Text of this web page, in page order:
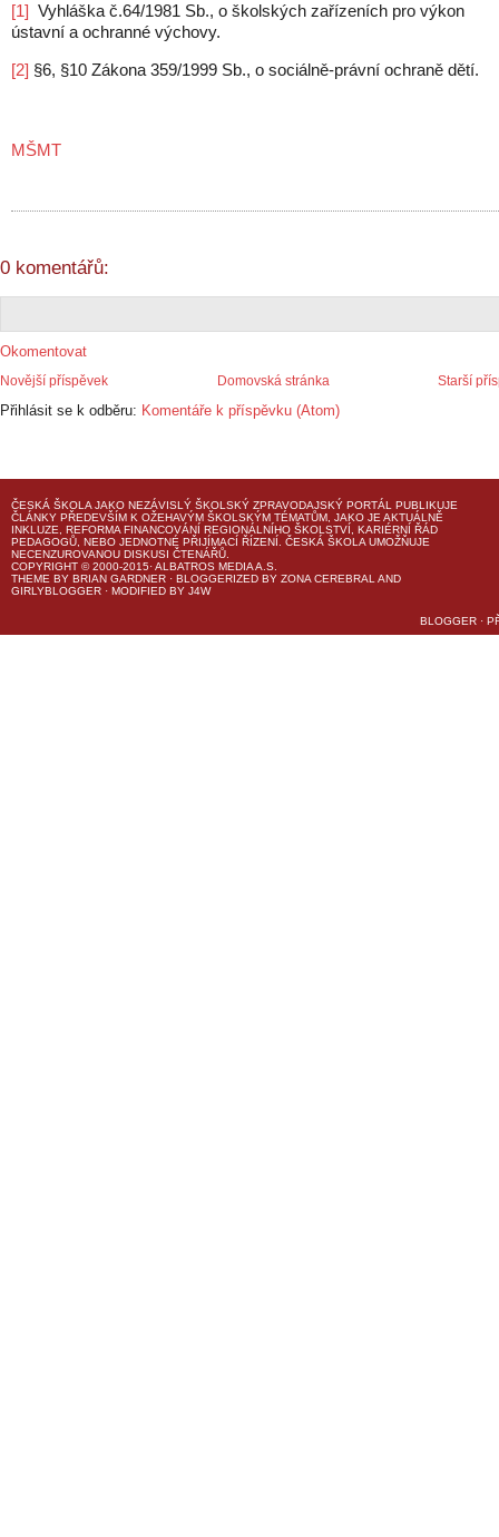
[1] Vyhláška č.64/1981 Sb., o školských zařízeních pro výkon
ústavní a ochranné výchovy.
[2] §6, §10 Zákona 359/1999 Sb., o sociálně-právní ochraně dětí.
MŠMT
0 komentářů:
Okomentovat
Novější příspěvek Starší
Domovská stránka
Přihlásit se k odběru: Komentáře k příspěvku (Atom)
ČESKÁ ŠKOLA JAKO NEZÁVISLÝ ŠKOLSKÝ ZPRAVODAJSKÝ PORTÁL PUBLIKUJE
ČLÁNKY PŘEDEVŠÍM K OŽEHAVÝM ŠKOLSKÝM TÉMATŮM, JAKO JE AKTUÁLNĚ
INKLUZE, REFORMA FINANCOVÁNÍ REGIONÁLNÍHO ŠKOLSTVÍ, KARIÉRNÍ ŘÁD
PEDAGOGŮ, NEBO JEDNOTNÉ PŘIJÍMACÍ ŘÍZENÍ. ČESKÁ ŠKOLA UMOŽŇUJE
NECENZUROVANOU DISKUSI ČTENÁŘŮ.
COPYRIGHT © 2000-2015· ALBATROS MEDIA A.S.
THEME BY BRIAN GARDNER · BLOGGERIZED BY ZONA CEREBRAL AND
GIRLYBLOGGER · MODIFIED BY J4W
BLOGGER ·